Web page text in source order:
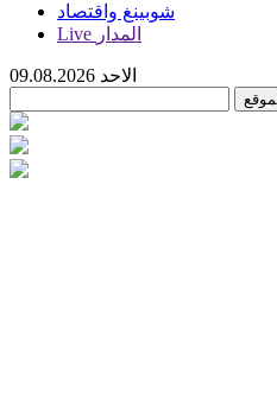
شوبينغ واقتصاد
Live المدار